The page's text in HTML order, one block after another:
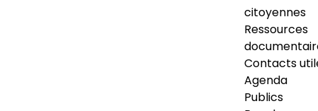
citoyennes
Ressources
Contacts
Agenda
Publics